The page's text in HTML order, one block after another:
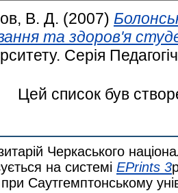
В. Д. (2007)
та здоров'я
Серія
Цей список був
Черкаського
на системі EPrints 3
при Саутгемптонському